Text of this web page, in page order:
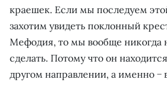
краешек. Если мы последуем
захотим увидеть поклонный
Мефодия, то мы вообще никогда
сделать. Потому что он
другом направлении, а именно −